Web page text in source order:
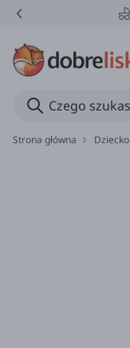
Strona główna Dziecko